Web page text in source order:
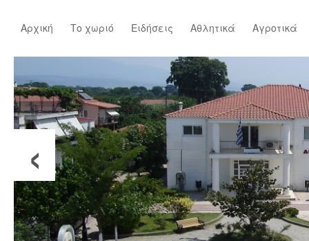
Αρχική Το χωριό Ειδήσεις Αθλητικά Αγροτικά
‹